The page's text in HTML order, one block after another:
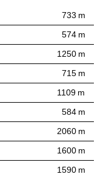
733 m
574 m
1250 m
715 m
1109 m
584 m
2060 m
1600 m
1590 m